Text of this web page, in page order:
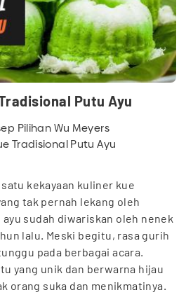
Putu Ayu
Pilihan Wu Meyers
Tradisional Putu Ayu
kekayaan kuliner kue
tak pernah lekang oleh
sudah diwariskan oleh nenek
lalu. Meski begitu, rasa gurih
pada berbagai acara.
yang unik dan berwarna hijau
orang suka dan menikmatinya.